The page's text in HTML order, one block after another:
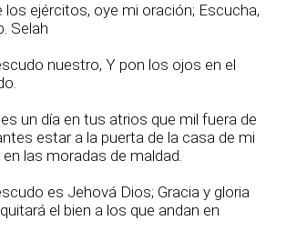
los ejércitos, oye mi oración; Escucha,
Selah
nuestro, Y pon los ojos en el
un día en tus atrios que mil fuera de
estar a la puerta de la casa de mi
en las moradas de maldad.
es Jehová Dios; Gracia y gloria
el bien a los que andan en